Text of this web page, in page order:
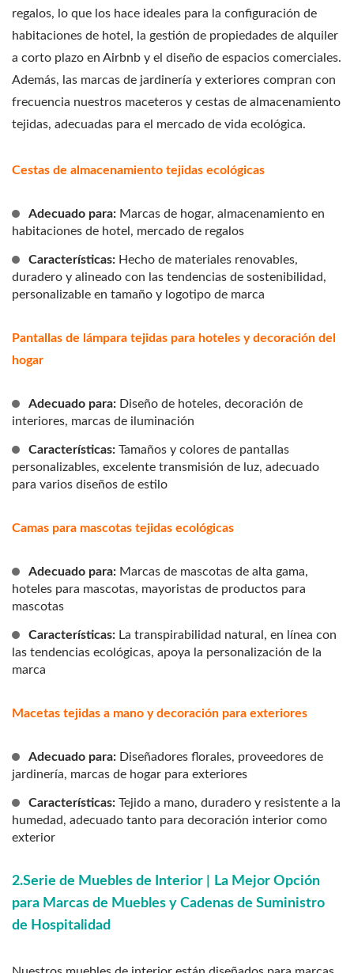
regalos, lo que los hace ideales para la configuración de
habitaciones de hotel, la gestión de propiedades de alquiler
a corto plazo en Airbnb y el diseño de espacios comerciales.
Además, las marcas de jardinería y exteriores compran con
frecuencia nuestros maceteros y cestas de almacenamiento
tejidas, adecuadas para el mercado de vida ecológica.
Cestas de almacenamiento tejidas ecológicas
Adecuado para: Marcas de hogar, almacenamiento en
habitaciones de hotel, mercado de regalos
Características: Hecho de materiales renovables,
duradero y alineado con las tendencias de sostenibilidad,
personalizable en tamaño y logotipo de marca
Pantallas de lámpara tejidas para hoteles y decoración del
hogar
Adecuado para: Diseño de hoteles, decoración de
interiores, marcas de iluminación
Características: Tamaños y colores de pantallas
personalizables, excelente transmisión de luz, adecuado
para varios diseños de estilo
Camas para mascotas tejidas ecológicas
Adecuado para: Marcas de mascotas de alta gama,
hoteles para mascotas, mayoristas de productos para
mascotas
Características: La transpirabilidad natural, en línea con
las tendencias ecológicas, apoya la personalización de la
marca
Macetas tejidas a mano y decoración para exteriores
Adecuado para: Diseñadores florales, proveedores de
jardinería, marcas de hogar para exteriores
Características: Tejido a mano, duradero y resistente a la
humedad, adecuado tanto para decoración interior como
exterior
2.Serie de Muebles de Interior |
La Mejor Opción
para Marcas de Muebles y Cadenas de Suministro
de Hospitalidad